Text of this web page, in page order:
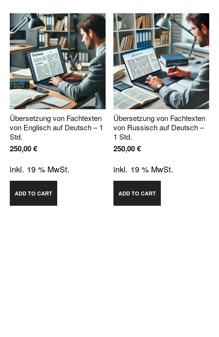
Übersetzung von Fachtexten
von Englisch auf Deutsch – 1
Std.
250,00€
inkl. 19 % MwSt.
ADD TO CART
Übersetzung von Fachtexten
von Russisch auf Deutsch –
1 Std.
250,00€
inkl. 19 % MwSt.
ADD TO CART